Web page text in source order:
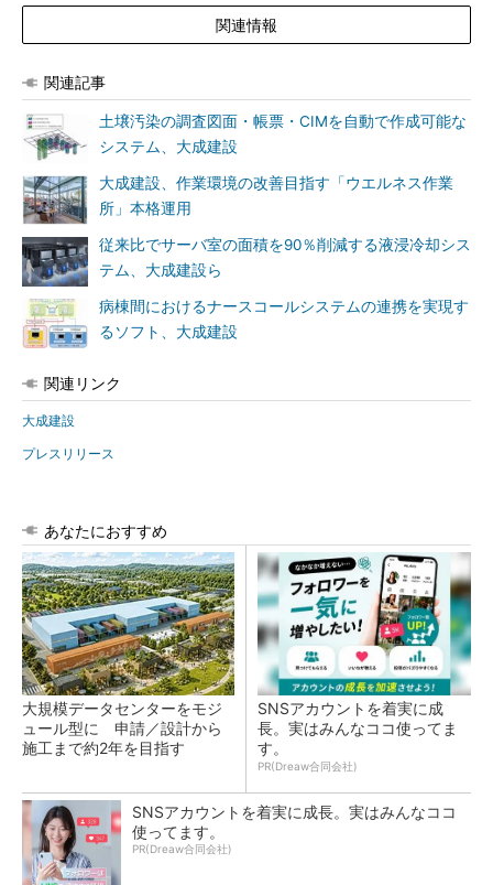
関連情報
関連記事
土壌汚染の調査図面・帳票・CIMを自動で作成可能な
システム、大成建設
大成建設、作業環境の改善目指す「ウエルネス作業
所」本格運用
従来比でサーバ室の面積を90％削減する液浸冷却シス
テム、大成建設ら
病棟間におけるナースコールシステムの連携を実現す
るソフト、大成建設
関連リンク
大成建設
プレスリリース
あなたにおすすめ
大規模データセンターをモジ
ュール型に 申請／設計から
施工まで約2年を目指す
SNSアカウントを着実に成
長。実はみんなココ使ってま
す。
PR(Dreaw合同会社)
SNSアカウントを着実に成長。実はみんなココ
使ってます。
PR(Dreaw合同会社)